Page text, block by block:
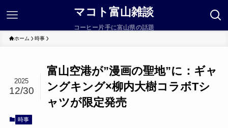
マコト富山雑談
コーヒー片手に富山県の話題
ホーム 時事
富山空港が”漫画の聖地”に：ギャ
ングキング×柳内大樹コラボTシ
ャツが限定発売
2025
12/30
時事